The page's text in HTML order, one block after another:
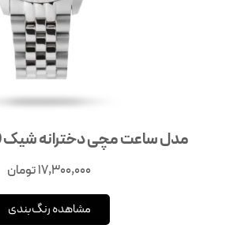
مدل ساعت مچی دخترانه شیک Laxmi 8145-9
17,300,000تومان
مشاهده رنگ‌بندی